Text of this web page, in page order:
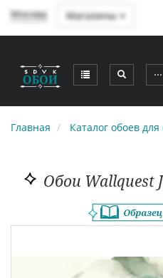
Москва Магазины
⋯
Главная Каталог обоев для
Обои Wallquest